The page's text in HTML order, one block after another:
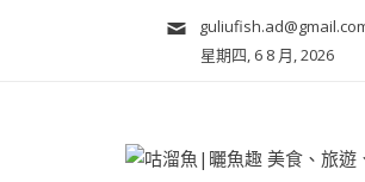
星期四, 6 8 月, 2026